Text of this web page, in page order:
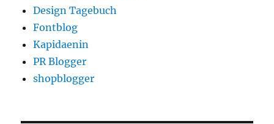
Design Tagebuch
Fontblog
Kapidaenin
PR Blogger
shopblogger